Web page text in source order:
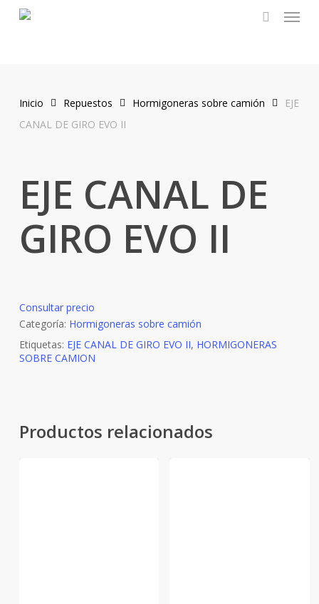
Menu
Inicio Repuestos Hormigoneras sobre camión
EJE
CANAL DE GIRO EVO II
EJE CANAL DE
GIRO EVO II
Consultar precio
Categoría: Hormigoneras sobre camión
Etiquetas: EJE CANAL DE GIRO EVO II, HORMIGONERAS
SOBRE CAMION
Productos relacionados